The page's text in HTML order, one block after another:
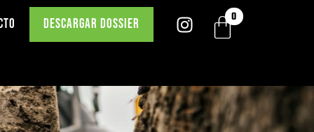
DESCARGAR DOSSIER